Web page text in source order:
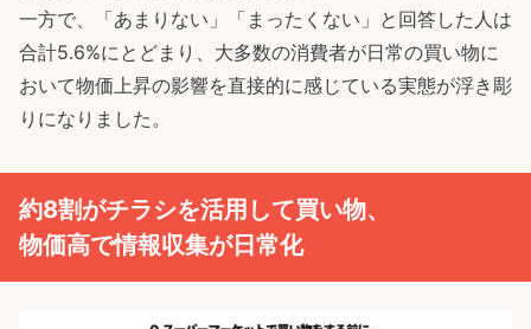
一方で、「あまりない」「まったくない」と回答した人は
合計5.6%にとどまり、大多数の消費者が日常の買い物に
おいて物価上昇の影響を直接的に感じている実態が浮き彫
りになりました。
約8割がチラシを活用して買い物、
物価高で情報収集が日常化